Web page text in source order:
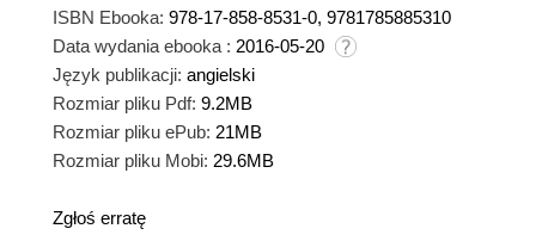
ISBN Ebooka: 978-17-858-8531-0, 9781785885310
Data wydania ebooka : 2016-05-20
Język publikacji: angielski
Rozmiar pliku Pdf: 9.2MB
Rozmiar pliku ePub: 21MB
Rozmiar pliku Mobi: 29.6MB
Zgłoś erratę